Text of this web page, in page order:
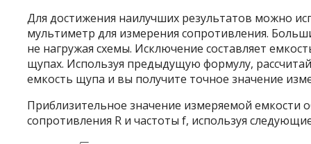
Для достижения наилучших результатов можно
мультиметр для измерения сопротивления.
не нагружая схемы. Исключение составляет
щупах. Используя предыдущую формулу,
емкость щупа и вы получите точное значение
Приблизительное значение измеряемой емкости
сопротивления R и частоты f, используя